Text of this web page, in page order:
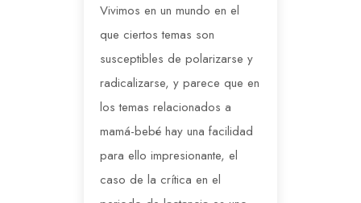
Vivimos en un mundo en el
que ciertos temas son
susceptibles de polarizarse y
radicalizarse, y parece que en
los temas relacionados a
mamá-bebé hay una facilidad
para ello impresionante, el
caso de la crítica en el